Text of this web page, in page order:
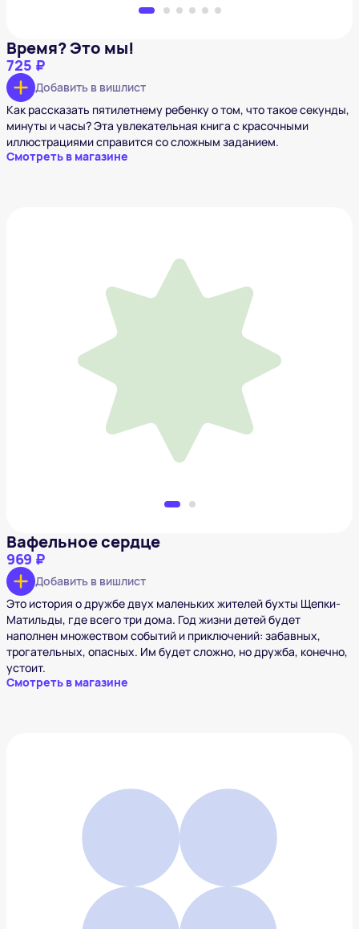
Время? Это мы!
725 ₽
Добавить в вишлист
Как рассказать пятилетнему ребенку о том, что такое секунды,
минуты и часы? Эта увлекательная книга с красочными
иллюстрациями справится со сложным заданием.
Смотреть в магазине
Вафельное сердце
969 ₽
Добавить в вишлист
Это история о дружбе двух маленьких жителей бухты Щепки-
Матильды, где всего три дома. Год жизни детей будет
наполнен множеством событий и приключений: забавных,
трогательных, опасных. Им будет сложно, но дружба, конечно,
устоит.
Смотреть в магазине
Фермерские рынки мира. Кругосветное
путешествие
2 527 ₽